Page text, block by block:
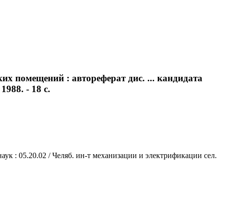
помещений : автореферат дис. ... кандидата
- 18 с.
: 05.20.02 / Челяб. ин-т механизации и электрификации сел.